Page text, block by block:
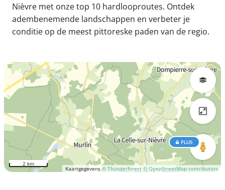
Nièvre met onze top 10 hardlooproutes. Ontdek
adembenemende landschappen en verbeter je
conditie op de meest pittoreske paden van de regio.
Kaartgegevens © Thunderforest © OpenStreetMap contributors
PLUS
2 km